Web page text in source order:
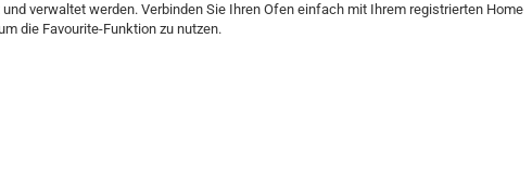
verwaltet werden. Verbinden Sie Ihren Ofen einfach mit Ihrem registrierten Home
die Favourite-Funktion zu nutzen.